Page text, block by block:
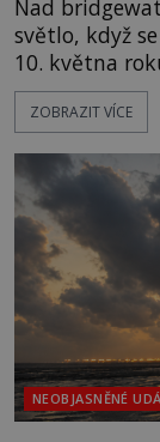
Nad
světlo, když
10. května
dojde k vůbec
přeletu UFO. Podle záznamů vyzařuje takové
jen o nějaký
právě vznáší
ZOBRAZIT VÍCE
NEOBJASNĚNÉ